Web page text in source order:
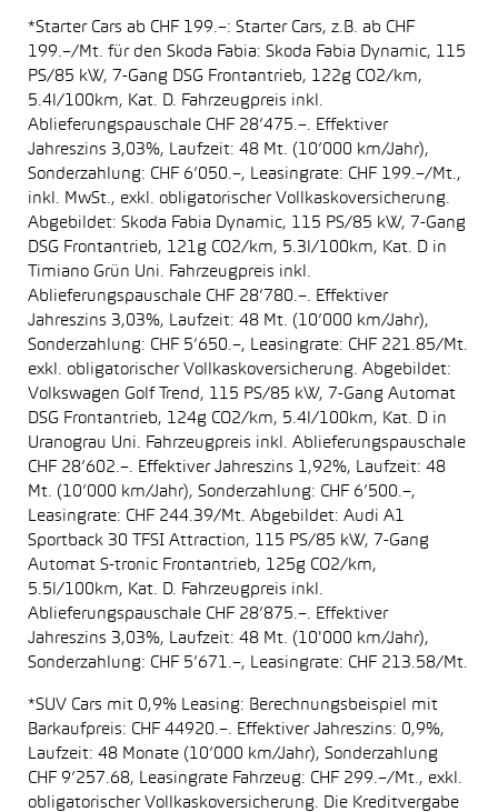
*Starter Cars ab CHF 199.–: Starter Cars, z.B. ab CHF
199.–/Mt. für den Skoda Fabia: Skoda Fabia Dynamic, 115
PS/85 kW, 7-Gang DSG Frontantrieb, 122g CO2/km,
5.4l/100km, Kat. D. Fahrzeugpreis inkl.
Ablieferungspauschale CHF 28’475.–. Effektiver
Jahreszins 3,03%, Laufzeit: 48 Mt. (10’000 km/Jahr),
Sonderzahlung: CHF 6’050.–, Leasingrate: CHF 199.–/Mt.,
inkl. MwSt., exkl. obligatorischer Vollkaskoversicherung.
Abgebildet: Skoda Fabia Dynamic, 115 PS/85 kW, 7-Gang
DSG Frontantrieb, 121g CO2/km, 5.3l/100km, Kat. D in
Timiano Grün Uni. Fahrzeugpreis inkl.
Ablieferungspauschale CHF 28’780.–. Effektiver
Jahreszins 3,03%, Laufzeit: 48 Mt. (10’000 km/Jahr),
Sonderzahlung: CHF 5’650.–, Leasingrate: CHF 221.85/Mt.
exkl. obligatorischer Vollkaskoversicherung. Abgebildet:
Volkswagen Golf Trend, 115 PS/85 kW, 7-Gang Automat
DSG Frontantrieb, 124g CO2/km, 5.4l/100km, Kat. D in
Uranograu Uni. Fahrzeugpreis inkl. Ablieferungspauschale
CHF 28’602.–. Effektiver Jahreszins 1,92%, Laufzeit: 48
Mt. (10’000 km/Jahr), Sonderzahlung: CHF 6’500.–,
Leasingrate: CHF 244.39/Mt. Abgebildet: Audi A1
Sportback 30 TFSI Attraction, 115 PS/85 kW, 7-Gang
Automat S-tronic Frontantrieb, 125g CO2/km,
5.5l/100km, Kat. D. Fahrzeugpreis inkl.
Ablieferungspauschale CHF 28’875.–. Effektiver
Jahreszins 3,03%, Laufzeit: 48 Mt. (10'000 km/Jahr),
Sonderzahlung: CHF 5’671.–, Leasingrate: CHF 213.58/Mt.
*SUV Cars mit 0,9% Leasing: Berechnungsbeispiel mit
Barkaufpreis: CHF 44920.–. Effektiver Jahreszins: 0,9%,
Laufzeit: 48 Monate (10’000 km/Jahr), Sonderzahlung
CHF 9’257.68, Leasingrate Fahrzeug: CHF 299.–/Mt., exkl.
obligatorischer Vollkaskoversicherung. Die Kreditvergabe